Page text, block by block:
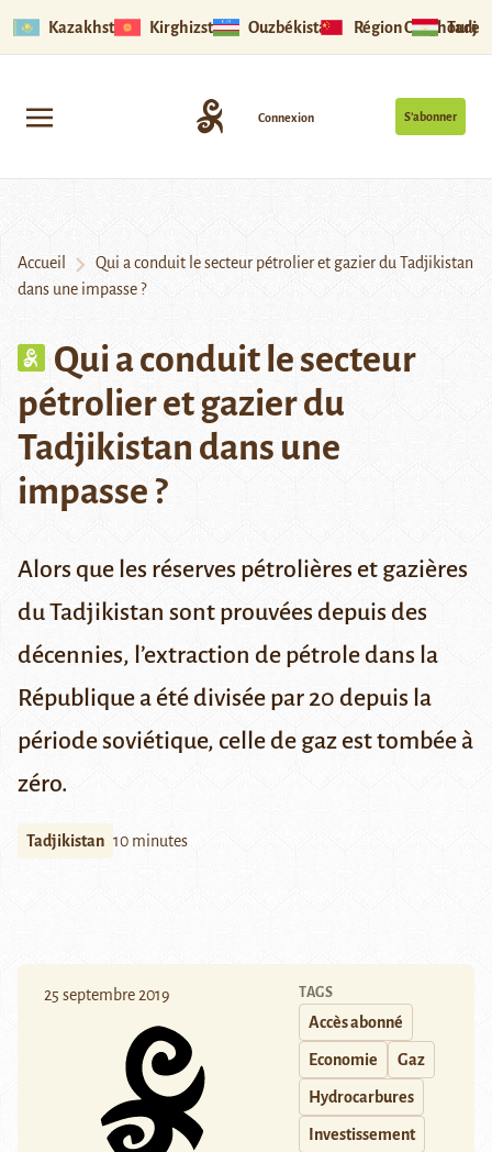
Kazakhstan Kirghizstan Ouzbékistan Région Ouïghoure
S’abonner
Connexion
Accueil
Qui a conduit le secteur pétrolier et gazier du Tadjikistan
dans une impasse ?
Qui a conduit le secteur
pétrolier et gazier du
Tadjikistan dans une
impasse ?
Alors que les réserves pétrolières et gazières
du Tadjikistan sont prouvées depuis des
décennies, l’extraction de pétrole dans la
République a été divisée par 20 depuis la
période soviétique, celle de gaz est tombée à
zéro.
Tadjikistan 10 minutes
25 septembre 2019 TAGS
Accès abonné
Economie Gaz
Hydrocarbures
Investissement